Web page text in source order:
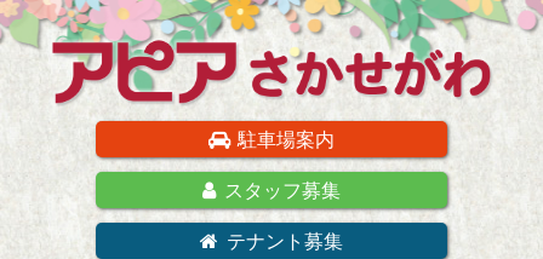
駐車場案内
スタッフ募集
テナント募集